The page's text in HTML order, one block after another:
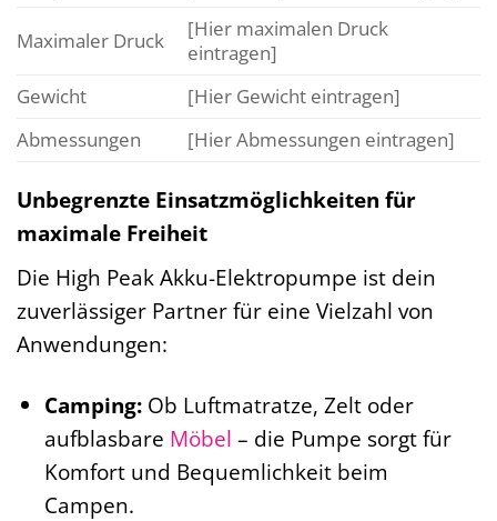
Maximaler Druck
[Hier maximalen Druck
eintragen]
Gewicht
[Hier Gewicht eintragen]
Abmessungen
[Hier Abmessungen eintragen]
Unbegrenzte Einsatzmöglichkeiten für
maximale Freiheit
Die High Peak Akku-Elektropumpe ist dein
zuverlässiger Partner für eine Vielzahl von
Anwendungen:
Camping:Ob Luftmatratze, Zelt oder
aufblasbare Möbel – die Pumpe sorgt für
Komfort und Bequemlichkeit beim
Campen.